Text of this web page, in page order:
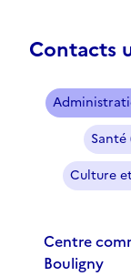
Contacts
Santé
Culture
Centre communal d'action sociale (CCAS) -
Bouligny